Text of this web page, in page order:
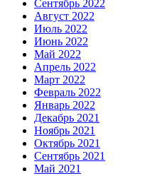
Сентябрь 2022
Август 2022
Июль 2022
Июнь 2022
Май 2022
Апрель 2022
Март 2022
Февраль 2022
Январь 2022
Декабрь 2021
Ноябрь 2021
Октябрь 2021
Сентябрь 2021
Май 2021